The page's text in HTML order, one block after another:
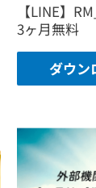
【LINE】
3ヶ月無料
ダウン